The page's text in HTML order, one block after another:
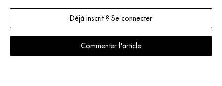
Déjà inscrit ? Se connecter
Commenter l'article